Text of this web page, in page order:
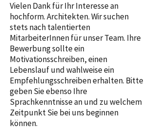
Vielen Dank für Ihr Interesse an
hochform. Architekten. Wir suchen
stets nach talentierten
MitarbeiterInnen für unser Team. Ihre
Bewerbung sollte ein
Motivationsschreiben, einen
Lebenslauf und wahlweise ein
Empfehlungsschreiben erhalten. Bitte
geben Sie ebenso Ihre
Sprachkenntnisse an und zu welchem
Zeitpunkt Sie bei uns beginnen
können.